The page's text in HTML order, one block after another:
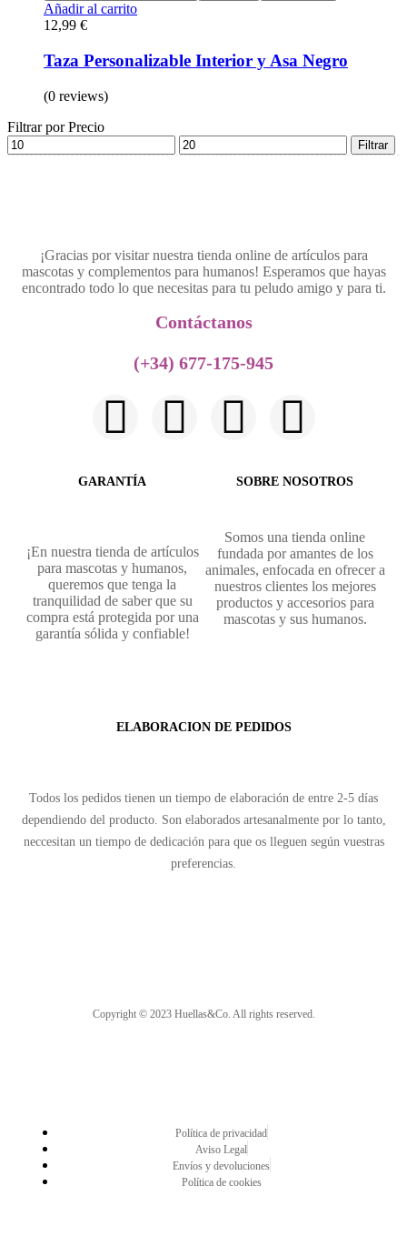
Añadir al carrito
12,99 €
Taza Personalizable Interior y Asa Negro
(0 reviews)
Filtrar por Precio
Filtrar
¡Gracias por visitar nuestra tienda online de artículos para
mascotas y complementos para humanos! Esperamos que hayas
encontrado todo lo que necesitas para tu peludo amigo y para ti.
Contáctanos​
(+34) 677-175-945
GARANTÍA
¡En nuestra tienda de artículos
para mascotas y humanos,
queremos que tenga la
tranquilidad de saber que su
compra está protegida por una
garantía sólida y confiable!
SOBRE NOSOTROS
Somos una tienda online
fundada por amantes de los
animales, enfocada en ofrecer a
nuestros clientes los mejores
productos y accesorios para
mascotas y sus humanos.
ELABORACION DE PEDIDOS
Todos los pedidos tienen un tiempo de elaboración de entre 2-5 días
dependiendo del producto. Son elaborados artesanalmente por lo tanto,
neccesitan un tiempo de dedicación para que os lleguen según vuestras
preferencias.
Copyright © 2023 Huellas&Co. All rights reserved.
Política de privacidad
Aviso Legal
Envíos y devoluciones
Política de cookies